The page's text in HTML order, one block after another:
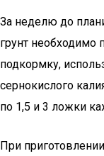
За неделю до
грунт необходимо
подкормку,
сернокислого
по 1,5 и 3 ложки
При